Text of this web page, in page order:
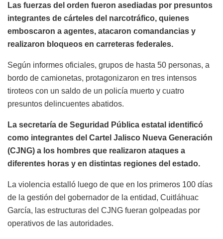
Las fuerzas del orden fueron asediadas por presuntos
integrantes de cárteles del narcotráfico, quienes
emboscaron a agentes, atacaron comandancias y
realizaron bloqueos en carreteras federales.
Según informes oficiales, grupos de hasta 50 personas, a
bordo de camionetas, protagonizaron en tres intensos
tiroteos con un saldo de un policía muerto y cuatro
presuntos delincuentes abatidos.
La secretaría de Seguridad Pública estatal identificó
como integrantes del Cartel Jalisco Nueva Generación
(CJNG) a los hombres que realizaron ataques a
diferentes horas y en distintas regiones del estado.
La violencia estalló luego de que en los primeros 100 días
de la gestión del gobernador de la entidad, Cuitláhuac
García, las estructuras del CJNG fueran golpeadas por
operativos de las autoridades.